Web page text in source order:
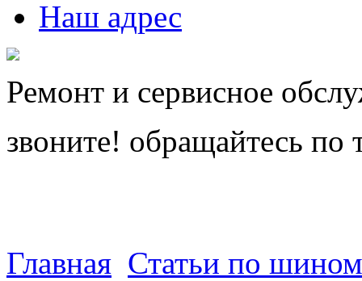
Наш адрес
Ремонт и сервисное
звоните! обращайтесь по
Главная Статьи по